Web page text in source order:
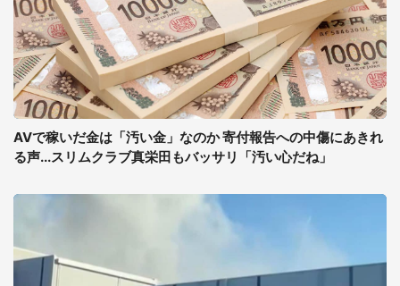
AVで稼いだ金は「汚い金」なのか 寄付報告への中傷にあきれ
る声...スリムクラブ真栄田もバッサリ「汚い心だね」